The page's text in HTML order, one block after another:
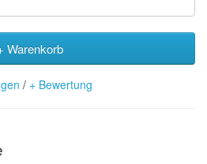
Warenkorb
/ + Bewertung